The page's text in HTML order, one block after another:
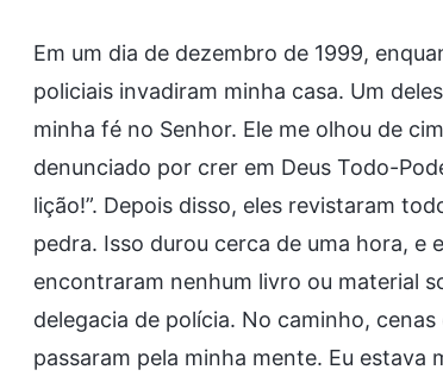
Em um dia de dezembro de 1999,
policiais invadiram minha casa. Um
minha fé no Senhor. Ele me olhou de
denunciado por crer em Deus Todo-
lição!”. Depois disso, eles revistaram
pedra. Isso durou cerca de uma hora, e
encontraram nenhum livro ou material
delegacia de polícia. No caminho,
passaram pela minha mente. Eu estava